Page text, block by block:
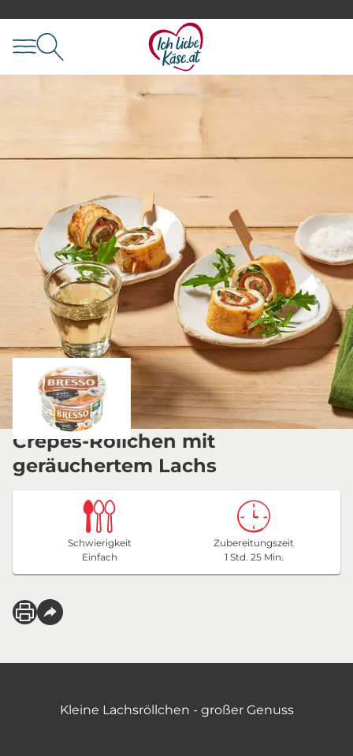
Crêpes-Röllchen mit
geräuchertem Lachs
Schwierigkeit
Einfach
Zubereitungszeit
1 Std. 25 Min.
Kleine Lachsröllchen - großer Genuss